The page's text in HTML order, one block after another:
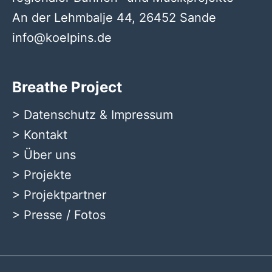
An der Lehmbalje 44, 26452 Sande
info@koelpins.de
Breathe Project
> Datenschutz & Impressum
> Kontakt
> Über uns
> Projekte
> Projektpartner
> Presse / Fotos